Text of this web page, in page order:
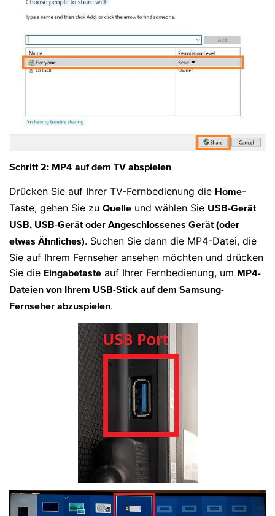
Schritt 2: MP4 auf dem TV abspielen
Drücken Sie auf Ihrer TV-Fernbedienung die Home-
Taste, gehen Sie zu Quelle und wählen Sie USB-Gerät
USB, USB-Gerät oder Angeschlossenes Gerät (oder
etwas Ähnliches). Suchen Sie dann die MP4-Datei, die
Sie auf Ihrem Fernseher ansehen möchten und drücken
Sie die Eingabetaste auf Ihrer Fernbedienung, um MP4-
Dateien von Ihrem USB-Stick auf dem Samsung-
Fernseher abzuspielen.